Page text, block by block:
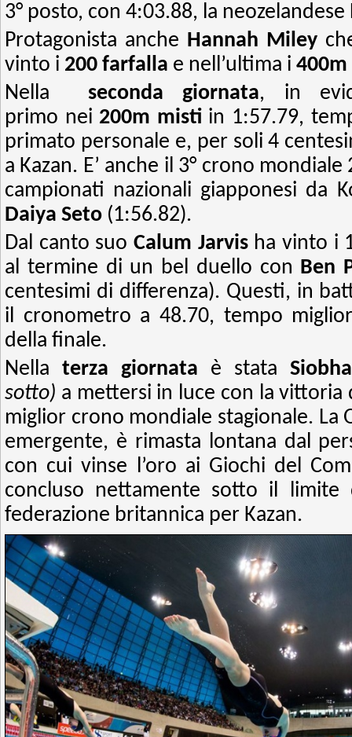
3° posto, con 4:03.88, la
Protagonista anche Hannah Miley
vinto i 200 farfalla e nell’ultima i
Nella seconda giornata, in
primo nei 200m misti in 1:57.79,
primato personale e, per soli 4
a Kazan. E’ anche il 3° crono
campionati nazionali giapponesi da
Daiya Seto (1:56.82).
Dal canto suo Calum Jarvisha vinto i
al termine di un bel duello con Ben
centesimi di differenza). Questi, in
il cronometro a 48.70, tempo
della finale.
Nella terza giornata è stata
sotto) a mettersi in luce con la vittoria
miglior crono mondiale stagionale. La
emergente, è rimasta lontana dal
con cui vinse l’oro ai Giochi del
concluso nettamente sotto il limite
federazione britannica per Kazan.